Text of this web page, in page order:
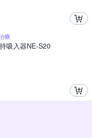
療
吸入器NE-S20